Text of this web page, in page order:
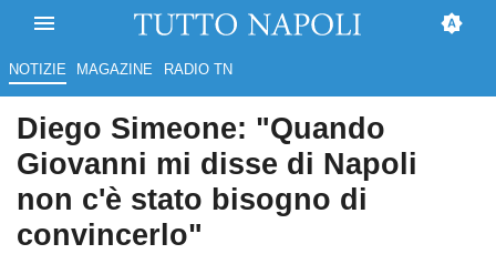
NOTIZIE MAGAZINE RADIO TN
Diego Simeone: "Quando
Giovanni mi disse di Napoli
non c'è stato bisogno di
convincerlo"